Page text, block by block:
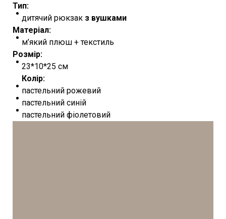
Тип:
дитячий рюкзак з вушками
Матеріал:
м’який плюш + текстиль
Розмір:
23*10*25 см
Колір:
пастельний рожевий
пастельний синій
пастельний фіолетовий